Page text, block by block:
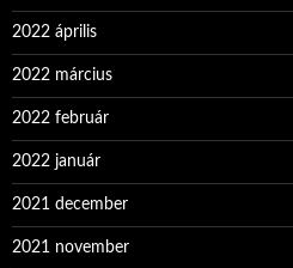
2022 április
2022 március
2022 február
2022 január
2021 december
2021 november